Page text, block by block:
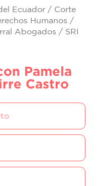
Ecuador / Corte
Humanos /
Abogados / SRI
Pamela
Castro